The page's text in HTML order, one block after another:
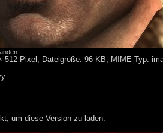
512 Pixel, Dateigröße: 96 KB, MIME-Typ:
um diese Version zu laden.